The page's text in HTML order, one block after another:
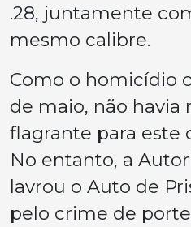
.28, juntamente
mesmo calibre.
Como o homicídio
de maio, não havia
flagrante para este
No entanto, a
lavrou o Auto de
pelo crime de